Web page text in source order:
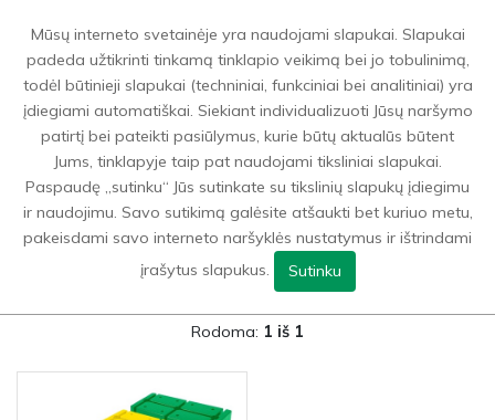
Lauko žaidimai
GRĮŽTI ATGAL ĮLAISVALAIKIS
FILTRAI
Rodoma: 1 iš 1
Mūsų interneto svetainėje yra naudojami slapukai. Slapukai
padeda užtikrinti tinkamą tinklapio veikimą bei jo tobulinimą,
todėl būtinieji slapukai (techniniai, funkciniai bei analitiniai) yra
įdiegiami automatiškai. Siekiant individualizuoti Jūsų naršymo
patirtį bei pateikti pasiūlymus, kurie būtų aktualūs būtent
Jums, tinklapyje taip pat naudojami tiksliniai slapukai.
Paspaudę „sutinku“ Jūs sutinkate su tikslinių slapukų įdiegimu
ir naudojimu. Savo sutikimą galėsite atšaukti bet kuriuo metu,
pakeisdami savo interneto naršyklės nustatymus ir ištrindami
įrašytus slapukus.
Sutinku